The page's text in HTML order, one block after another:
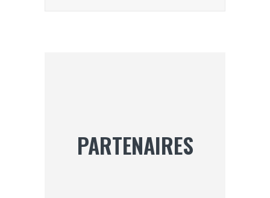
PARTENAIRES